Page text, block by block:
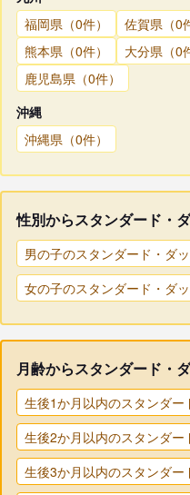
福岡県（0件）
佐賀県（0
熊本県（0件）
大分県（0
鹿児島県（0件）
沖縄
沖縄県（0件）
性別からスタンダード・
男の子のスタンダード・ダ
女の子のスタンダード・ダ
月齢からスタンダード・
生後1か月以内のスタンダー
生後2か月以内のスタンダー
生後3か月以内のスタンダー